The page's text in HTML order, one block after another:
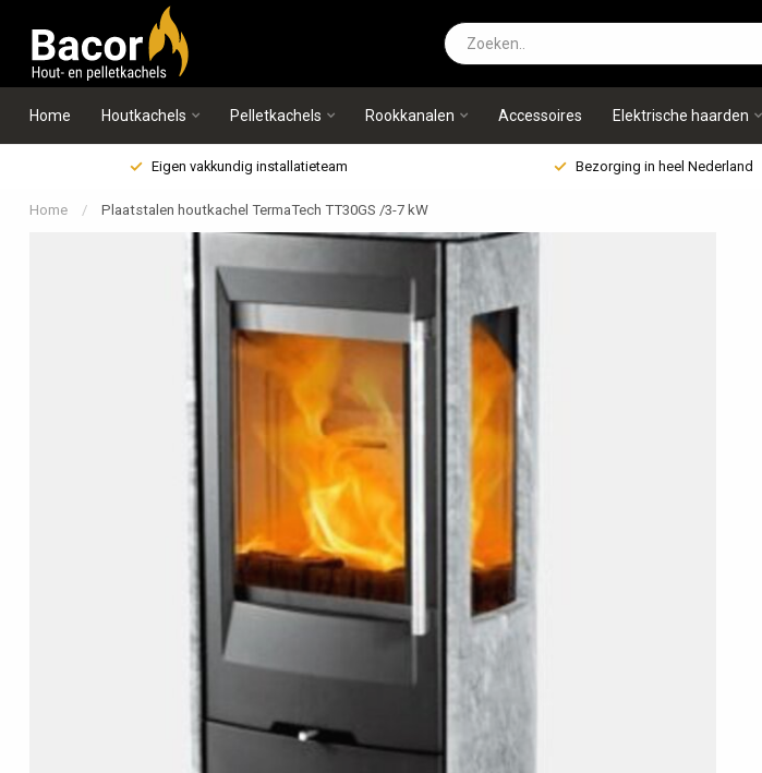
Home Houtkachels Pelletkachels Rookkanalen Accessoires Elektrische haarden
Eigen vakkundig installatieteam Bezorging in heel Nederland
Home / Plaatstalen houtkachel TermaTech TT30GS /3-7 kW